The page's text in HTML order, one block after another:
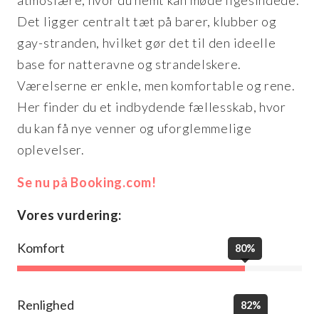
Det ligger centralt tæt på barer, klubber og
gay-stranden, hvilket gør det til den ideelle
base for natteravne og strandelskere.
Værelserne er enkle, men komfortable og rene.
Her finder du et indbydende fællesskab, hvor
du kan få nye venner og uforglemmelige
oplevelser.
Se nu på Booking.com!
Vores vurdering:
Komfort 80%
Renlighed 82%